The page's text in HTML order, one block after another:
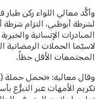
وأكَّد معالي اللواء ركن طيار
لشرطة أبوظبي، التزام
المبادرات الإنسانية
لاسيّما الحملات الرمضانية
المجتمعات الأقل حظاً.
وقال معاليه: «تحمل حملة
تكريم الأمهات عبر التبرُّع